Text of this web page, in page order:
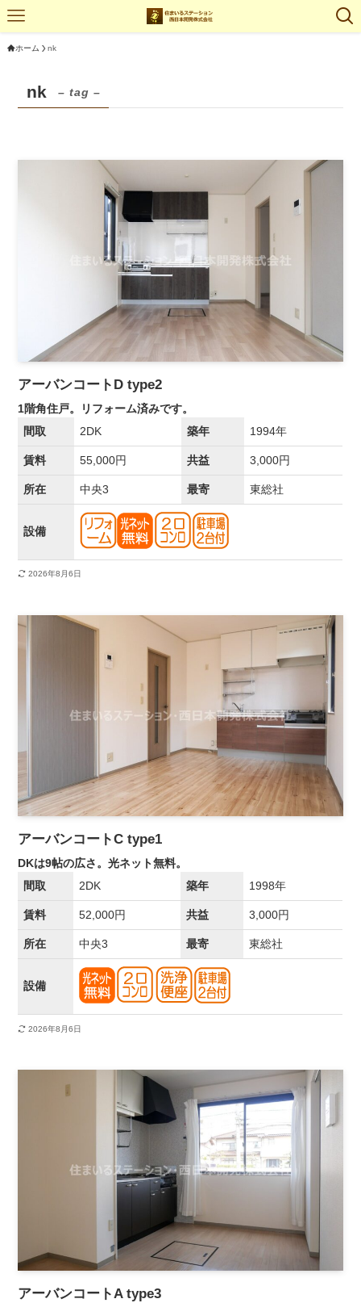
ホーム nk
nk – tag –
アーバンコートD type2
1階角住戸。リフォーム済みです。
間取
2DK 築年 1994年
賃料 55,000円 共益 3,000円
所在 中央3 最寄 東総社
設備
2026年8月6日
アーバンコートC type1
DKは9帖の広さ。光ネット無料。
間取
2DK 築年 1998年
賃料 52,000円 共益 3,000円
所在 中央3 最寄 東総社
設備
2026年8月6日
アーバンコートA type3